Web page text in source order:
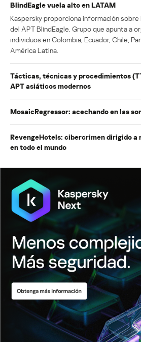
BlindEagle vuela alto en LATAM
Kaspersky proporciona información sobre
del APT BlindEagle. Grupo que apunta a
individuos en Colombia, Ecuador, Chile,
América Latina.
Tácticas, técnicas y procedimientos
APT asiáticos modernos
MosaicRegressor: acechando en las
RevengeHotels: cibercrimen dirigido a
en todo el mundo